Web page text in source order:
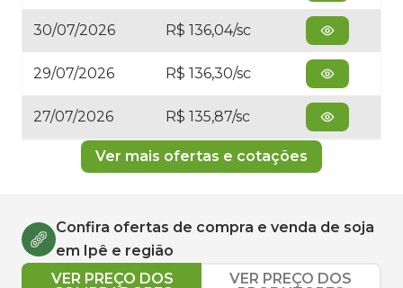
30/07/2026 R$ 136,04/sc
29/07/2026 R$ 136,30/sc
27/07/2026 R$ 135,87/sc
Ver mais ofertas e cotações
Confira ofertas de compra e venda de soja
em Ipê e região
VER PREÇO DOS
VER PREÇO DOS